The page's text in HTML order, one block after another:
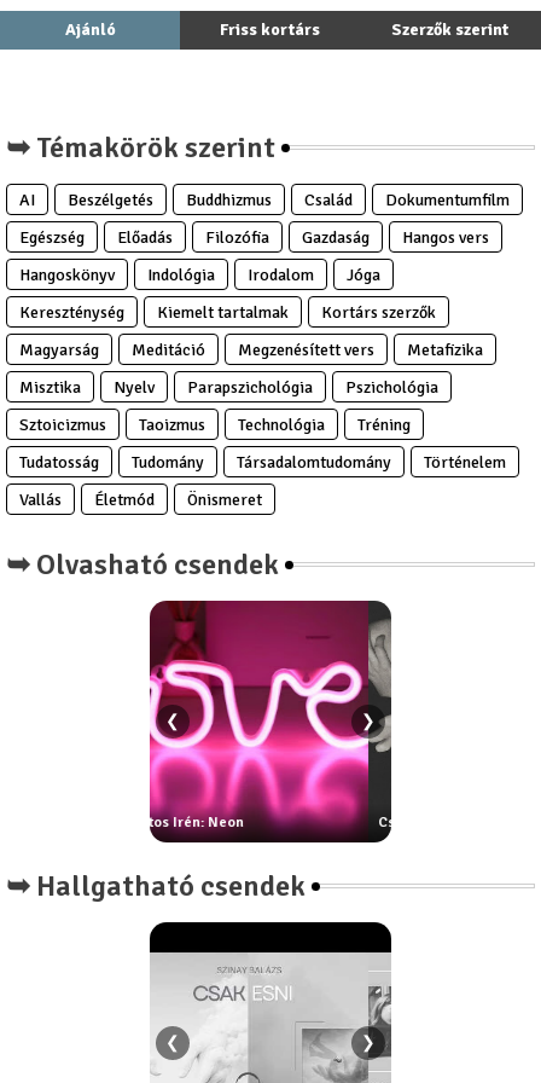
Ajánló Friss kortárs Szerzők szerint
➥ Témakörök szerint
AI Beszélgetés Buddhizmus Család
Dokumentumfilm
Egészség
Előadás Filozófia Gazdaság
Hangos vers
Hangoskönyv
Indológia Irodalom
Jóga
Kereszténység
Kiemelt tartalmak
Kortárs szerzők
Magyarság
Meditáció Megzenésített vers
Metafizika
Misztika
Nyelv Parapszichológia
Pszichológia
Sztoicizmus
Taoizmus Technológia
Tréning
Tudatosság
Tudomány Társadalomtudomány
Történelem
Vallás
Életmód Önismeret
➥ Olvasható csendek
Csontos Márta: Fogas vers
❮ ❯
➥ Hallgatható csendek
❮ ❯